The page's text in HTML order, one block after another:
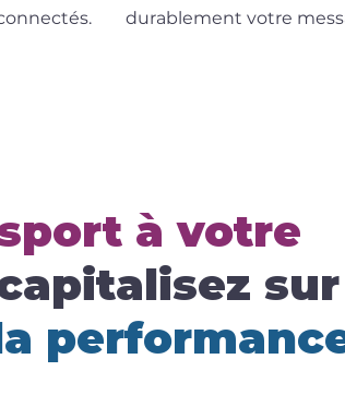
durablement votre
à votre
sur